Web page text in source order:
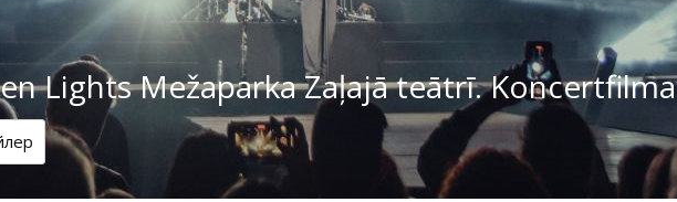
Lights Mežaparka Zaļajā teātrī. Koncertfilma